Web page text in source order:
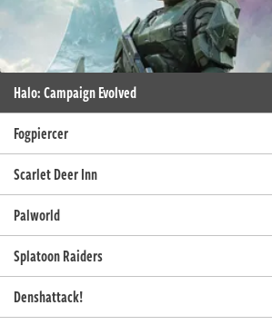
Halo: Campaign Evolved
Fogpiercer
Scarlet Deer Inn
Palworld
Splatoon Raiders
Denshattack!